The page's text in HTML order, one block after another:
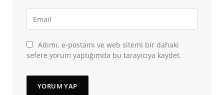
Adımı, e-postamı ve web sitemi bir dahaki
sefere yorum yaptığımda bu tarayıcıya kaydet.